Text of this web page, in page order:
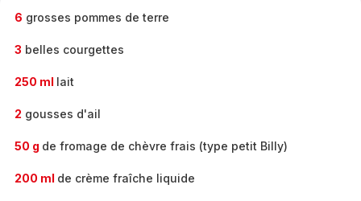
6 grosses pommes de terre
3 belles courgettes
250 ml lait
2 gousses d'ail
50 g de fromage de chèvre frais (type petit Billy)
200 ml de crème fraîche liquide